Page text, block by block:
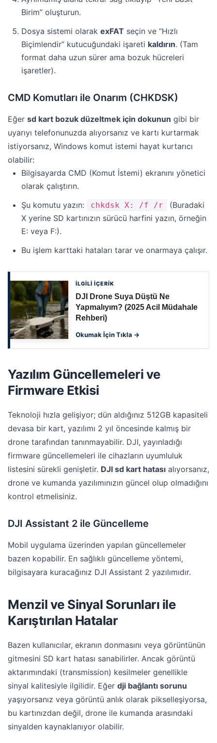
Birim” oluşturun.
Dosya sistemi olarak exFAT seçin ve “Hızlı
Biçimlendir” kutucuğundaki işareti kaldırın. (Tam
format daha uzun sürer ama bozuk hücreleri
işaretler).
CMD Komutları ile Onarım (CHKDSK)
Eğer sd kart bozuk düzeltmek için dokunun gibi bir
uyarıyı telefonunuzda alıyorsanız ve kartı kurtarmak
istiyorsanız, Windows komut istemi hayat kurtarıcı
olabilir:
Bilgisayarda CMD (Komut İstemi) ekranını yönetici
olarak çalıştırın.
Şu komutu yazın:
chkdsk X: /f /r
(Buradaki
X yerine SD kartınızın sürücü harfini yazın, örneğin
E: veya F:).
Bu işlem karttaki hataları tarar ve onarmaya çalışır.
İLGİLİ İÇERİK
DJI Drone Suya Düştü Ne
Yapmalıyım? (2025 Acil Müdahale
Rehberi)
Okumak İçin Tıkla →
Yazılım Güncellemeleri ve
Firmware Etkisi
Teknoloji hızla gelişiyor; dün aldığınız 512GB kapasiteli
devasa bir kart, yazılımı 2 yıl öncesinde kalmış bir
drone tarafından tanınmayabilir. DJI, yayınladığı
firmware güncellemeleri ile cihazların uyumluluk
listesini sürekli genişletir. DJI sd kart hatası alıyorsanız,
drone ve kumanda yazılımınızın güncel olup olmadığını
kontrol etmelisiniz.
DJI Assistant 2 ile Güncelleme
Mobil uygulama üzerinden yapılan güncellemeler
bazen kopabilir. En sağlıklı güncelleme yöntemi,
bilgisayara kuracağınız DJI Assistant 2 yazılımıdır.
Menzil ve Sinyal Sorunları ile
Karıştırılan Hatalar
Bazen kullanıcılar, ekranın donmasını veya görüntünün
gitmesini SD kart hatası sanabilirler. Ancak görüntü
aktarımındaki (transmission) kesilmeler genellikle
sinyal kalitesiyle ilgilidir. Eğer dji bağlantı sorunu
yaşıyorsanız veya görüntü anlık olarak pikselleşiyorsa,
bu kartınızdan değil, drone ile kumanda arasındaki
sinyalden kaynaklanıyor olabilir.